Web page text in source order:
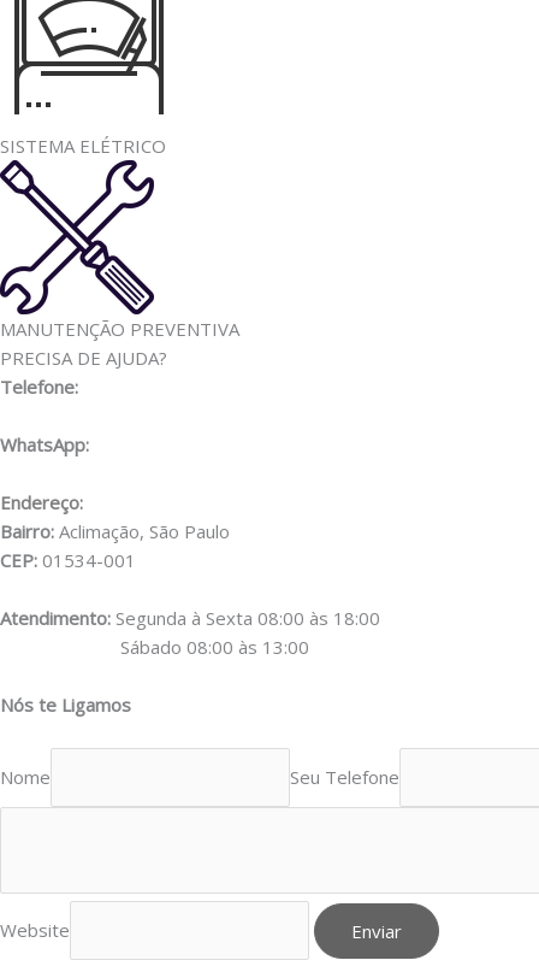
SISTEMA ELÉTRICO
MANUTENÇÃO PREVENTIVA
PRECISA DE AJUDA?
Telefone:
WhatsApp:
Endereço:
Bairro: Aclimação, São Paulo
CEP: 01534-001
Atendimento: Segunda à Sexta 08:00 às 18:00
Sábado 08:00 às 13:00
Nós te Ligamos
Nome Seu Telefone
Website Enviar